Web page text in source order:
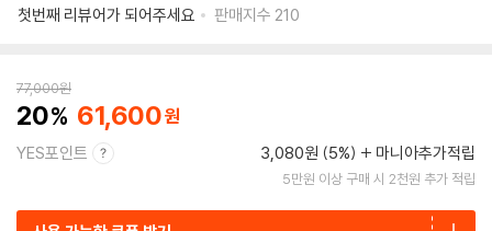
첫번째 리뷰어가 되어주세요
판매지수 210
77,000원
20 61,600
YES포인트 3,080원 (5%) 마니아추가적립
5만원 이상 구매 시 2천원 추가 적립